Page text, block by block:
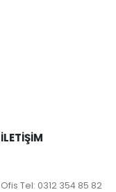
İLETIŞIM
Ofis Tel: 0312 354 85 82